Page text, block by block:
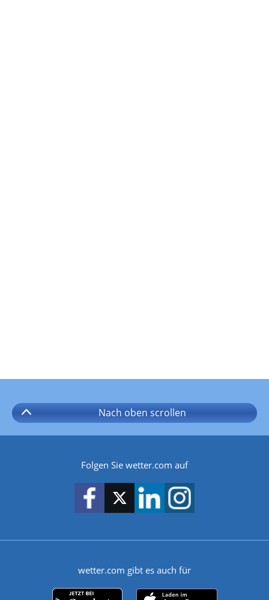
Nach oben scrollen
Folgen Sie wetter.com auf
wetter.com gibt es auch für